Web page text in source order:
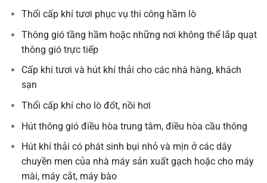
Thổi cấp khí tươi phục vụ thi công hầm lò
Thông gió tầng hầm hoặc những nơi không thể lắp quạt
thông gió trực tiếp
Cấp khí tươi và hút khí thải cho các nhà hàng, khách
sạn
Thổi cấp khí cho lò đốt, nồi hơi
Hút thông gió điều hòa trung tâm, điều hòa cầu thông
Hút khí thải có phát sinh bụi nhỏ và mịn ở các dây
chuyền men của nhà máy sản xuất gạch hoặc cho máy
mài, máy cắt, máy bào